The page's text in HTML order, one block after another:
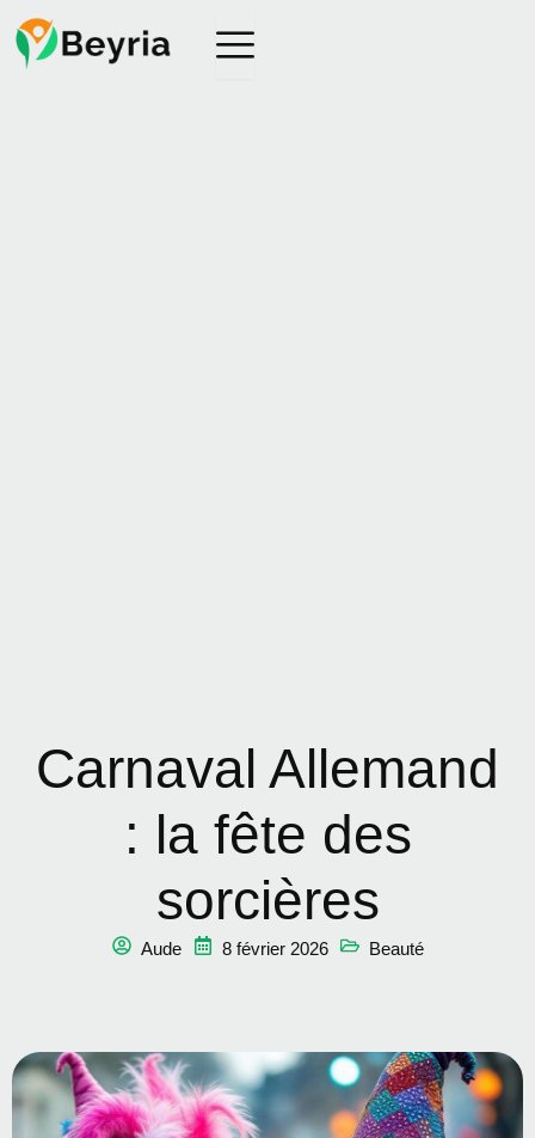
Carnaval Allemand
: la fête des
sorcières
Aude 8 février 2026 Beauté